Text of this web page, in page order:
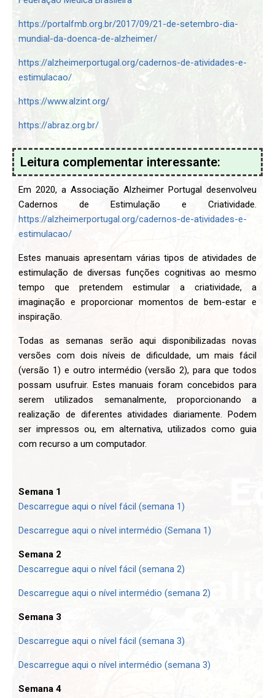
https://portalfmb.org.br/2017/09/21-de-setembro-dia-
mundial-da-doenca-de-alzheimer/
https://alzheimerportugal.org/cadernos-de-atividades-e-
estimulacao/
https://www.alzint.org/
https://abraz.org.br/
Leitura complementar interessante:
Em 2020, a Associação Alzheimer Portugal desenvolveu
Cadernos de Estimulação e Criatividade.
https://alzheimerportugal.org/cadernos-de-atividades-e-
estimulacao/
Estes manuais apresentam várias tipos de atividades de
estimulação de diversas funções cognitivas ao mesmo
tempo que pretendem estimular a criatividade, a
imaginação e proporcionar momentos de bem-estar e
inspiração.
Todas as semanas serão aqui disponibilizadas novas
versões com dois níveis de dificuldade, um mais fácil
(versão 1) e outro intermédio (versão 2), para que todos
possam usufruir. Estes manuais foram concebidos para
serem utilizados semanalmente, proporcionando a
realização de diferentes atividades diariamente. Podem
ser impressos ou, em alternativa, utilizados como guia
com recurso a um computador.
Semana 1
Descarregue aqui o nível fácil (semana 1)
Descarregue aqui o nível intermédio (Semana 1)
Semana 2
Descarregue aqui o nível fácil (semana 2)
Descarregue aqui o nível intermédio (semana 2)
Semana 3
Descarregue aqui o nível fácil (semana 3)
Descarregue aqui o nível intermédio (semana 3)
Semana 4